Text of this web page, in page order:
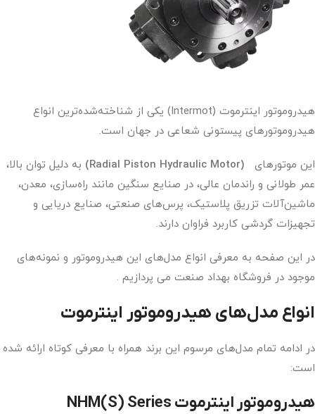
هیدروموتور اینترموت (Intermot) یکی از شناخته‌شده‌ترین انواع
هیدروموتورهای پیستونی شعاعی در جهان است.
این موتورهای (Radial Piston Hydraulic Motor)
به دلیل توان بالا،
عمر طولانی و راندمان عالی، در صنایع سنگین مانند راه‌سازی، معدن،
ماشین‌آلات تزریق پلاستیک، پرس‌های صنعتی، صنایع دریایی و
تجهیزات گردشی کاربرد فراوان دارند.
در این صفحه به معرفی انواع مدل‌های این هیدروموتور و نمونه‌های
موجود در فروشگاه بهداد صنعت می پردازیم .
انواع مدل‌های هیدروموتور اینترموت
در ادامه تمام مدل‌های مرسوم این برند همراه با معرفی کوتاه ارائه شده
است:
هیدروموتور اینترموت NHM(S) Series